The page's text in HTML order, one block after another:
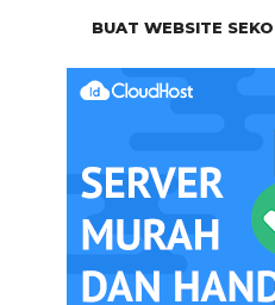
BUAT WEBSITE